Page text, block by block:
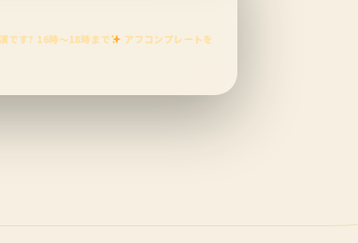
です? 16時〜18時まで アフコンプレートを